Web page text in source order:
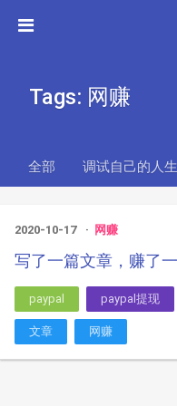
Tags: 网赚
全部 调试自己的人生
2020-10-17 网赚
写了一篇文章，赚了
paypal paypal提现
文章 网赚